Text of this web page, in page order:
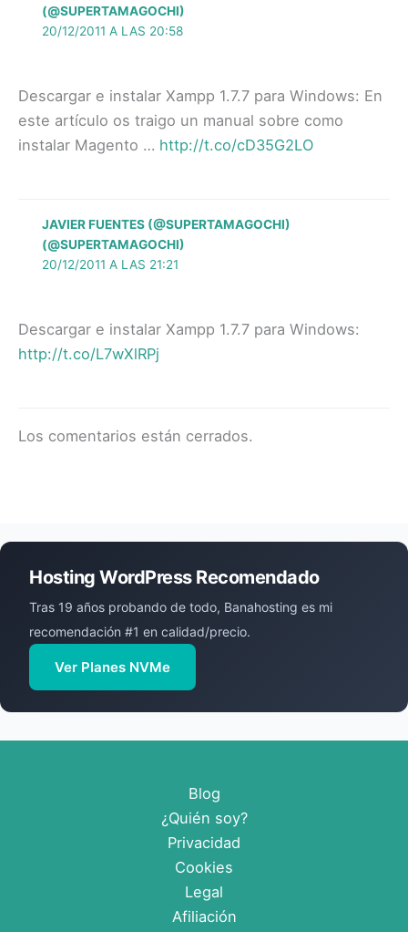
(@SUPERTAMAGOCHI)
20/12/2011 A LAS 20:58
Descargar e instalar Xampp 1.7.7 para Windows: En
este artículo os traigo un manual sobre como
instalar Magento … http://t.co/cD35G2LO
JAVIER FUENTES (@SUPERTAMAGOCHI)
(@SUPERTAMAGOCHI)
20/12/2011 A LAS 21:21
Descargar e instalar Xampp 1.7.7 para Windows:
http://t.co/L7wXlRPj
Los comentarios están cerrados.
Hosting WordPress Recomendado
Tras 19 años probando de todo, Banahosting es mi
recomendación #1 en calidad/precio.
Ver Planes NVMe
Blog
¿Quién soy?
Privacidad
Cookies
Legal
Afiliación